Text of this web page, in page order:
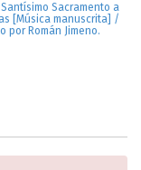
Sacramento a
[Música manuscrita] /
por Román Jimeno.